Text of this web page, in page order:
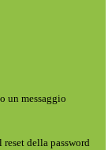
un messaggio
della password